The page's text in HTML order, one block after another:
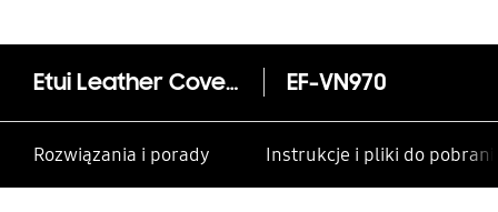
Etui Leather Cover dla Galaxy Note10 EF-VN970
Rozwiązania i porady Instrukcje i pliki do